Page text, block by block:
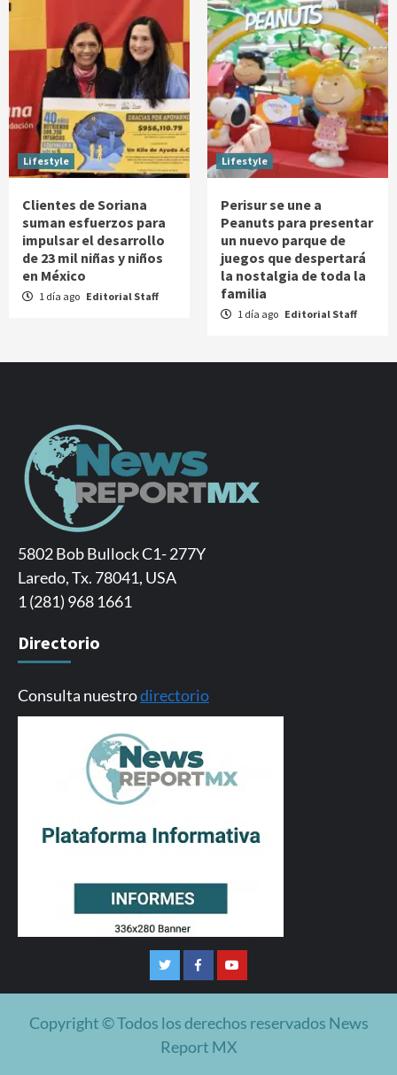
Lifestyle
Clientes de Soriana
suman esfuerzos para
impulsar el desarrollo
de 23 mil niñas y niños
en México
1 día ago Editorial Staff
Lifestyle
Perisur se une a
Peanuts para presentar
un nuevo parque de
juegos que despertará
la nostalgia de toda la
familia
1 día ago Editorial Staff
5802 Bob Bullock C1- 277Y
Laredo, Tx. 78041, USA
1 (281) 968 1661
Directorio
Consulta nuestrodirectorio
TwitterFacebookYoutube
Copyright © Todos los derechos reservados News
Report MX